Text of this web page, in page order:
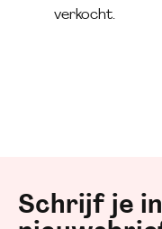
verkocht.
Schrijf je